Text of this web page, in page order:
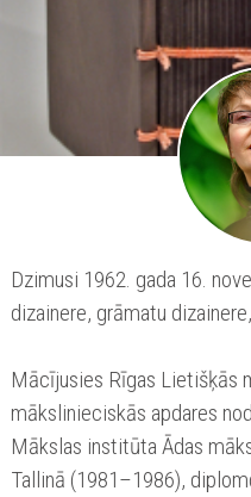
Dzimusi 1962. gada 16.
dizainere, grāmatu
Mācījusies Rīgas Lietišķās
mākslinieciskās apdares
Mākslas institūta Ādas
Tallinā (1981–1986),